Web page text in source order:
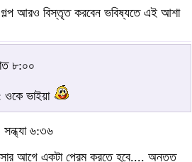
গল্প আরও বিস্তৃত করবেন ভবিষ্যতে এই আশা
৮:০০
ভাইয়া
সন্ধ্যা ৬:৩৬
আগে একটা প্রেম করতে হবে.... অন্তত